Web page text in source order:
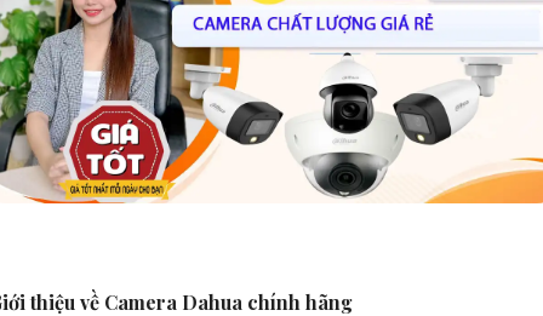
thiệu về Camera Dahua chính hãng